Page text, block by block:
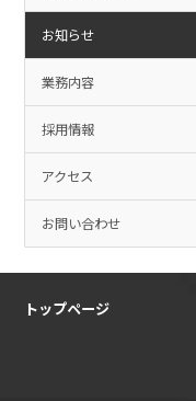
お知らせ
業務内容
採用情報
アクセス
お問い合わせ
トップページ